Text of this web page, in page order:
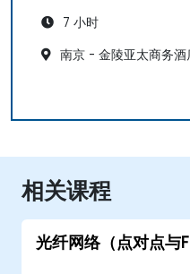
7 小时
南京 - 金陵亚太商务酒
相关课程
光纤网络（点对点与